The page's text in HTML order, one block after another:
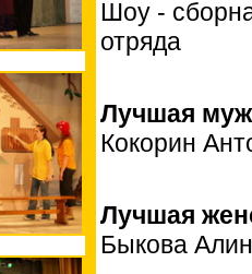
Шоу -
отряда
Лучшая
Кокорин
Лучшая
Быкова